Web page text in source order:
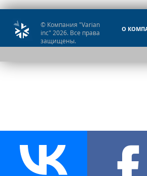
© Компания "Varian
inc" 2026. Все права
защищены.
О